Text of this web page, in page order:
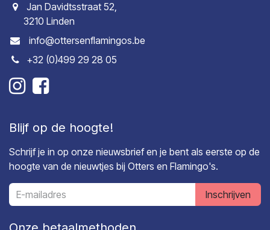
Jan Davidtsstraat 52,
3210 Linden
info@ottersenflamingos.be
+32 (0)499 29 28 05
Blijf op de hoogte!
Schrijf je in op onze nieuwsbrief en je bent als eerste op de
hoogte van de nieuwtjes bij Otters en Flamingo's.
Inschrijven